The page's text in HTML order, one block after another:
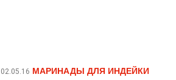
02.05.16 МАРИНАДЫ ДЛЯ ИНДЕЙКИ